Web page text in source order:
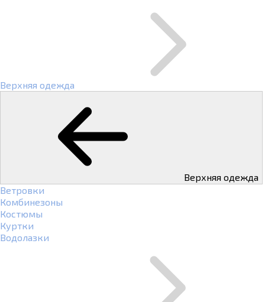
Верхняя одежда
Верхняя одежда
Ветровки
Комбинезоны
Костюмы
Куртки
Водолазки